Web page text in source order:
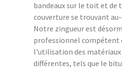
bandeaux sur le toit et de
couverture se trouvant
Notre zingueur est
professionnel compétent
l'utilisation des matériaux
différentes, tels que le